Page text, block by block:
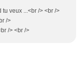
veux ...<br /> <br />
/>
/> <br />